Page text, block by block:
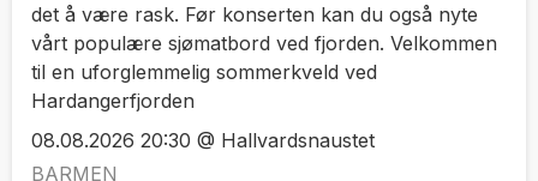
det å være rask. Før konserten kan du også nyte
vårt populære sjømatbord ved fjorden. Velkommen
til en uforglemmelig sommerkveld ved
Hardangerfjorden
08.08.2026 20:30 @ Hallvardsnaustet
BARMEN